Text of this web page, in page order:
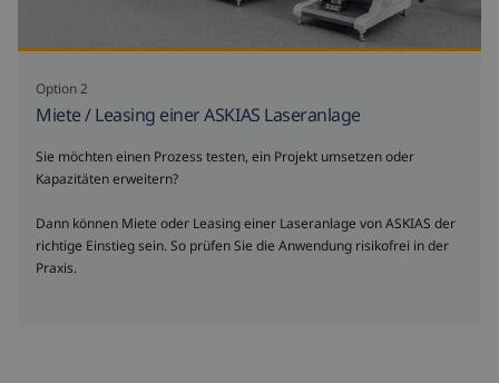
Option 2
Miete / Leasing einer ASKIAS Laseranlage
Sie möchten einen Prozess testen, ein Projekt umsetzen oder
Kapazitäten erweitern?
Dann können Miete oder Leasing einer Laseranlage von ASKIAS der
richtige Einstieg sein. So prüfen Sie die Anwendung risikofrei in der
Praxis.